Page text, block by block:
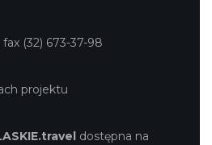
(32) 673-37-98
projektu
dostępna na